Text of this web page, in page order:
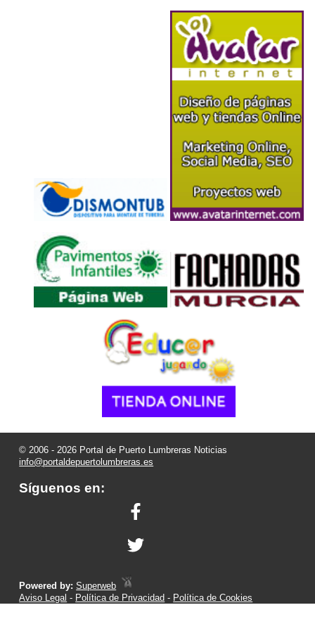
© 2006 - 2026 Portal de Puerto Lumbreras Noticias
info@portaldepuertolumbreras.es
Síguenos en:
Powered by:Superweb
Aviso Legal - Política de Privacidad - Política de Cookies